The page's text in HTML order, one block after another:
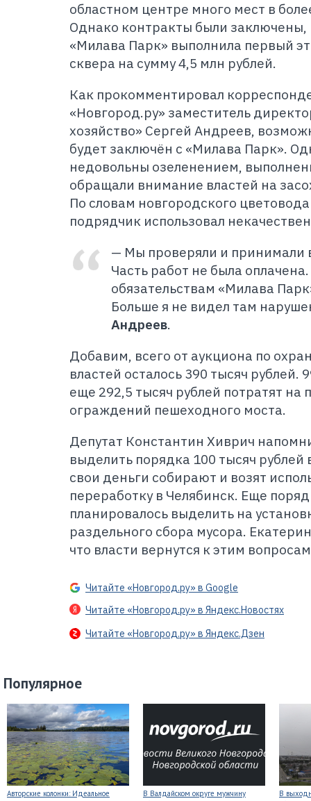
областном центре много мест в
Однако контракты были заключены,
«Милава Парк» выполнила первый
сквера на сумму 4,5 млн рублей.
Как прокомментировал
«Новгород.ру» заместитель
хозяйство» Сергей Андреев,
будет заключён с «Милава Парк».
недовольны озеленением,
обращали внимание властей на
По словам новгородского
подрядчик использовал
— Мы проверяли и принимали
Часть работ не была
обязательствам «Милава
Больше я не видел там
Андреев.
Добавим, всего от аукциона по
властей осталось 390 тысяч рублей.
еще 292,5 тысяч рублей потратят на
ограждений пешеходного моста.
Депутат Константин Хиврич
выделить порядка 100 тысяч
свои деньги собирают и возят
переработку в Челябинск. Еще
планировалось выделить на
раздельного сбора мусора.
что власти вернутся к этим
Читайте «Новгород.ру» в Google
Читайте «Новгород.ру» в Яндекс.Новостях
Читайте «Новгород.ру» в Яндекс.Дзен
Популярное
Авторские колонки: Идеальное
В Валдайском округе мужчину
В